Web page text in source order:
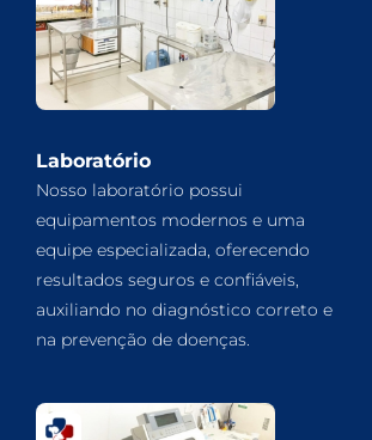
Laboratório
Nosso laboratório possui
equipamentos modernos e uma
equipe especializada, oferecendo
resultados seguros e confiáveis,
auxiliando no diagnóstico correto e
na prevenção de doenças.